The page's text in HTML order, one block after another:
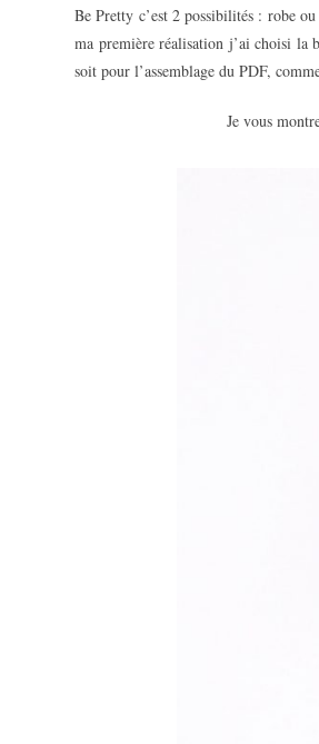
Be Pretty c’est 2 possibilités : robe
ma première réalisation j’ai choisi la
soit pour l’assemblage du PDF,
Je vous